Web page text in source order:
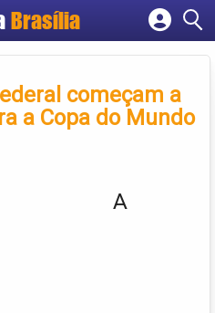
Brasília
empresa
conta começam a
a Copa do Mundo
A